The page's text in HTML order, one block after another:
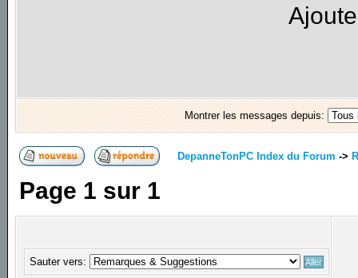
Montrer les messages depuis:
DepanneTonPC Index du Forum ->
Page 1 sur 1
Sauter vers: